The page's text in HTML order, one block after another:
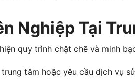
Nghiệp Tại
quy trình chặt chẽ và minh
tâm hoặc yêu cầu dịch vụ